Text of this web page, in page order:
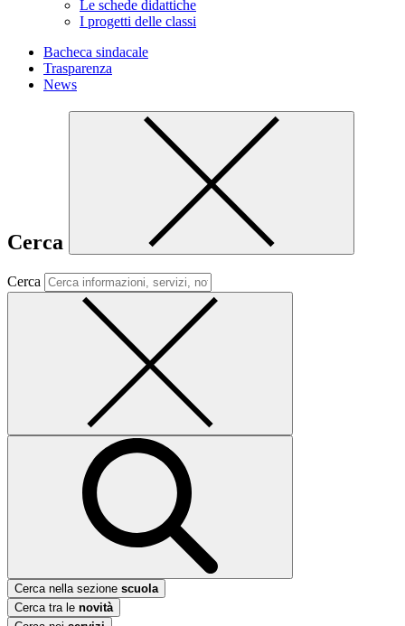
Le schede didattiche
I progetti delle classi
Bacheca sindacale
Trasparenza
News
Cerca
Cerca
Cerca nella sezione scuola
Cerca tra le novità